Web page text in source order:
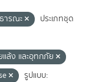
ารณะ
ประเภทชุด
ล้ง และอุทกภัย
รูปแบบ: